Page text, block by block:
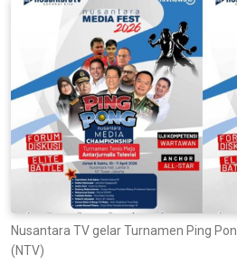
Nusantara TV gelar Turnamen Ping
(NTV)